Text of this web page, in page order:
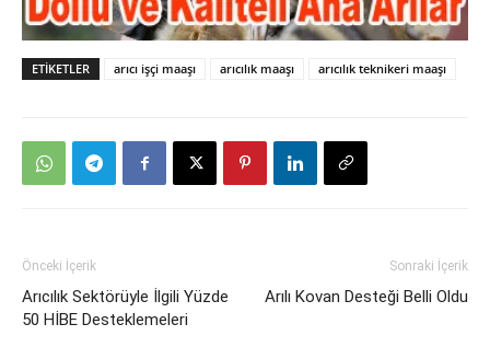
ETIKETLER arıcı işçi maaşı arıcılık maaşı arıcılık teknikeri maaşı
Önceki İçerik
Arıcılık Sektörüyle İlgili Yüzde
50 HİBE Desteklemeleri
Sonraki İçerik
Arılı Kovan Desteği Belli Oldu